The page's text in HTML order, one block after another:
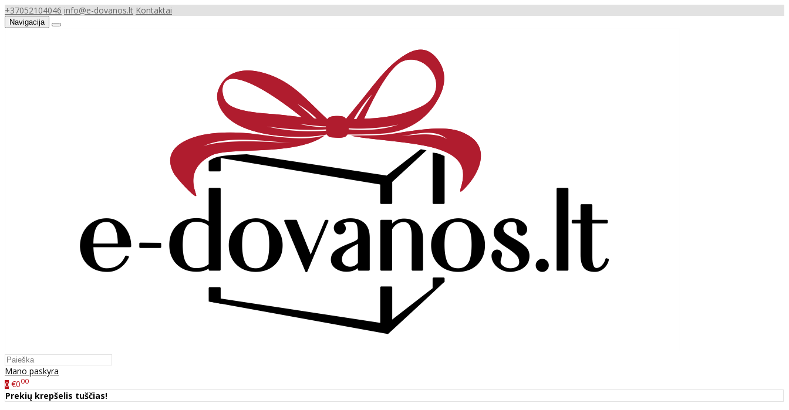
+37052104046 info@e-dovanos.lt Kontaktai
Navigacija
Mano paskyra
0 €000
Prekių krepšelis tuščias!